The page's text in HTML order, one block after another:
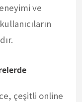
ve
çeşitli online